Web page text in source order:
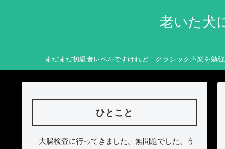
老いた犬
まだまだ初級者レベルですけれど、クラシック声楽を
ひとこと
大腸検査に行ってきました。無問題でした。う